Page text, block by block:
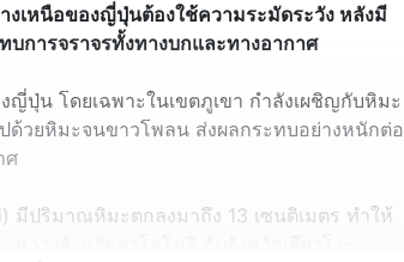
งเหนือของญี่ปุ่นต้องใช้ความระมัดระวัง หลังมี
การจราจรทั้งทางบกและทางอากาศ
ปุ่น โดยเฉพาะในเขตภูเขา กำลังเผชิญกับหิมะ
วยหิมะจนขาวโพลน ส่งผลกระทบอย่างหนักต่อ
ศ
มีปริมาณหิมะตกลงมาถึง 13 เซนติเมตร ทำให้